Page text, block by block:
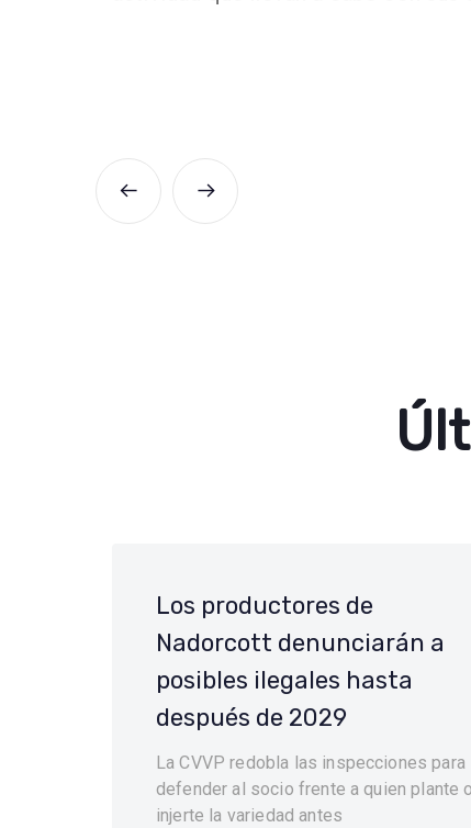
Los productores de
Nadorcott denunciarán a
posibles ilegales hasta
después de 2029
La CVVP redobla las inspecciones para
defender al socio frente a quien plante o
injerte la variedad antes